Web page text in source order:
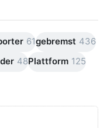
61gebremst 436
48Plattform 125